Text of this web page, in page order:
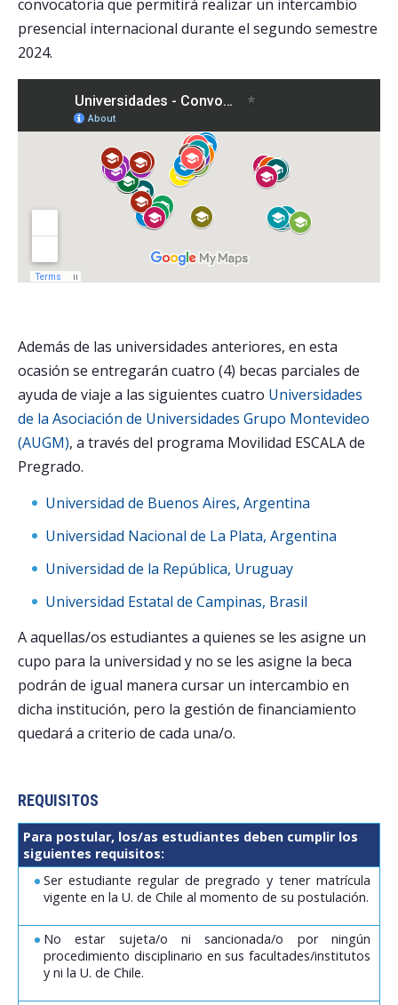
convocatoria que permitirá realizar un intercambio
presencial internacional durante el segundo semestre
2024.
Además de las universidades anteriores, en esta
ocasión se entregarán cuatro (4) becas parciales de
ayuda de viaje a las siguientes cuatro Universidades
de la Asociación de Universidades Grupo Montevideo
(AUGM), a través del programa Movilidad ESCALA de
Pregrado.
Universidad de Buenos Aires, Argentina
Universidad Nacional de La Plata, Argentina
Universidad de la República, Uruguay
Universidad Estatal de Campinas, Brasil
A aquellas/os estudiantes a quienes se les asigne un
cupo para la universidad y no se les asigne la beca
podrán de igual manera cursar un intercambio en
dicha institución, pero la gestión de financiamiento
quedará a criterio de cada una/o.
REQUISITOS
Para postular, los/as estudiantes deben cumplir los
siguientes requisitos:
Ser estudiante regular de pregrado y tener matrícula
vigente en la U. de Chile al momento de su postulación.
No estar sujeta/o ni sancionada/o por ningún
procedimiento disciplinario en sus facultades/institutos
y ni la U. de Chile.